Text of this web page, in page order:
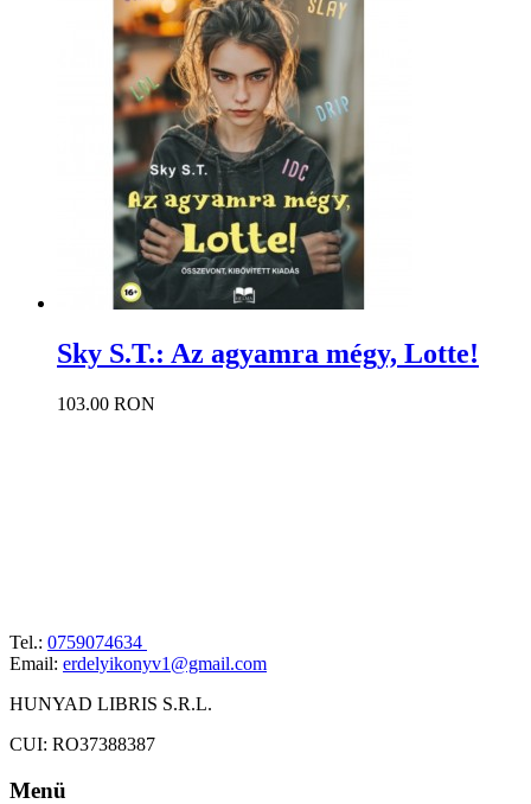
Sky S.T.: Az agyamra mégy, Lotte!
103.00 RON
Tel.: 0759074634
Email: erdelyikonyv1@gmail.com
HUNYAD LIBRIS S.R.L.
CUI: RO37388387
Menü